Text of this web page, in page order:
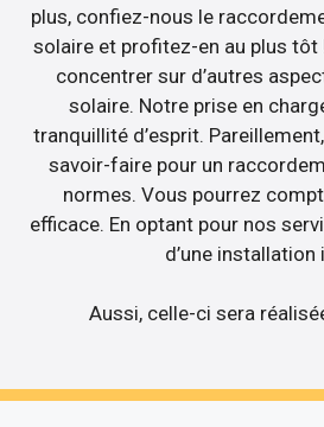
plus, confiez-nous le
solaire et profitez-en au plus tôt
concentrer sur d’autres
solaire. Notre prise en
tranquillité d’esprit.
savoir-faire pour un
normes. Vous pourrez
efficace. En optant pour nos
d’une installation
Aussi, celle-ci sera